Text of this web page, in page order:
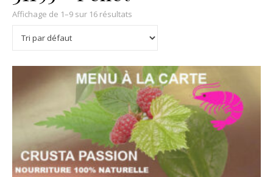
Affichage de 1–9 sur 16 résultats